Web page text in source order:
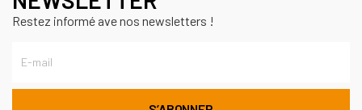
Restez informé ave nos newsletters !